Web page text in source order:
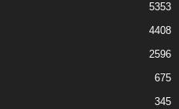
5353
4408
2596
675
345